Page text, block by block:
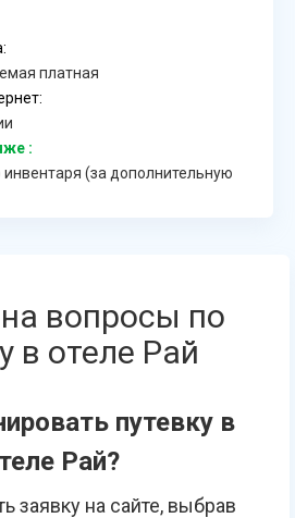
платная
:
инвентаря (за дополнительную
вопросы по
в отеле Рай
путевку в
Рай?
заявку на сайте, выбрав